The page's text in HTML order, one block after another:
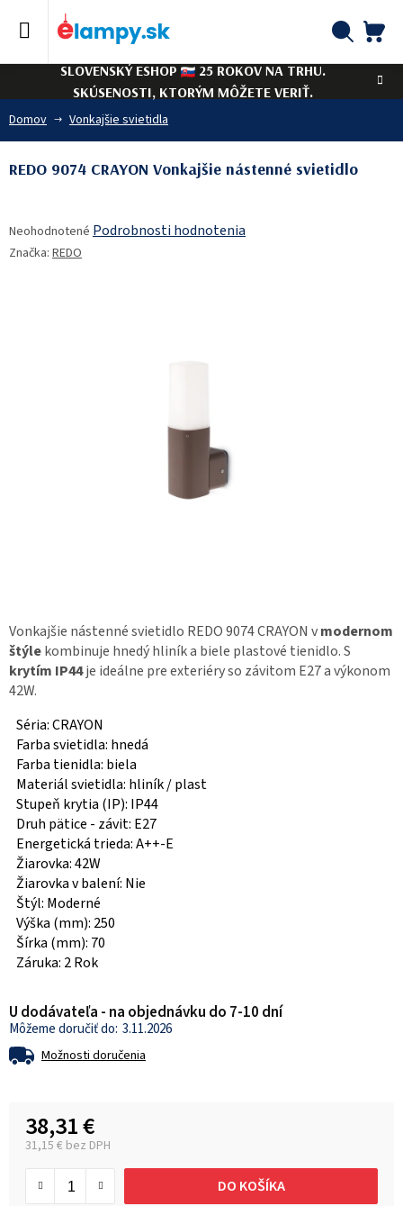
SLOVENSKÝ ESHOP
25 ROKOV NA TRHU.
SKÚSENOSTI, KTORÝM MÔŽETE VERIŤ.
Domov Vonkajšie svietidla
Vonkajšie nástenné svietidlo REDO 9074 CRAYON vmodernom
štýlekombinuje hnedý hliník a biele plastové tienidlo. S
krytím IP44je ideálne pre exteriéry so závitom E27 a výkonom
42W.
Séria: CRAYON
Farba svietidla: hnedá
Farba tienidla: biela
Materiál svietidla: hliník / plast
Stupeň krytia (IP): IP44
Druh pätice - závit: E27
Energetická trieda: A++-E
Žiarovka: 42W
Žiarovka v balení: Nie
Štýl: Moderné
Výška (mm): 250
Šírka (mm): 70
Záruka: 2 Rok
U dodávateľa - na objednávku do 7-10 dní
3.11.2026
Možnosti doručenia
38,31 €
31,15 € bez DPH
DO KOŠÍKA
REDO 9074 CRAYON Vonkajšie nástenné svietidlo
hodnotenie
produktu
Neohodnotené Podrobnosti hodnotenia
Značka: REDO